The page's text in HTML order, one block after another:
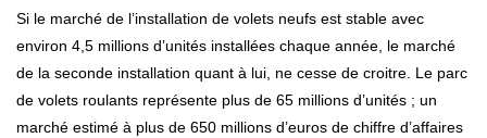
Si le marché de l’installation de volets neufs est stable avec
environ 4,5 millions d’unités installées chaque année, le marché
de la seconde installation quant à lui, ne cesse de croitre. Le parc
de volets roulants représente plus de 65 millions d’unités ; un
marché estimé à plus de 650 millions d’euros de chiffre d’affaires